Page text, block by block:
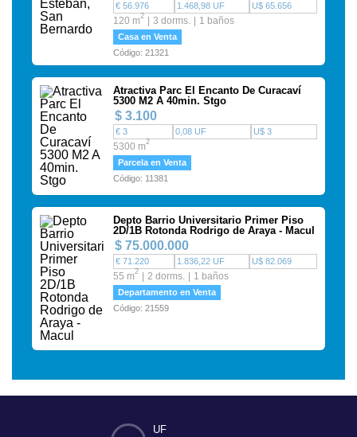
€ 56.976 1.468,98 UF U$ 65.656
120 m2 3 dorms. 1 baños
Casa en Venta
Código: 21321
Atractiva Parc El Encanto De Curacaví
5300 M2 A 40min. Stgo
$ 3.100
€ 3 0,08 UF U$ 3
5300 m2
Parcela en Venta
Código: 11381
Depto Barrio Universitario Primer Piso
2D/1B Rotonda Rodrigo de Araya - Macul
$ 75.000.000
€ 71.220 1.836,22 UF U$ 82.069
55 m2 2 dorms. 1 baños
Departamento en Venta
Código: 21559
UF